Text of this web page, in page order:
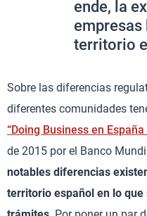
ende, la
empresas
territorio
Sobre las diferencias
diferentes comunidades
“Doing Business en España
de 2015 por el Banco
notables diferencias
territorio español en lo